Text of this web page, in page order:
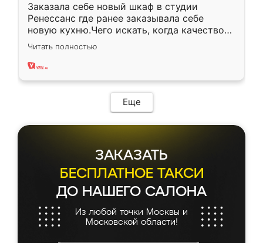
Заказала себе новый шкаф в студии
Ренессанс где ранее заказывала себе
новую кухню.Чего искать, когда качеством
вполне довольна. Служит кухня уже почти
два года, нареканий нет.
Читать полностью
Еще
ЗАКАЗАТЬ
БЕСПЛАТНОЕ ТАКСИ
ДО НАШЕГО САЛОНА
Из любой точки Москвы и
Московской области!